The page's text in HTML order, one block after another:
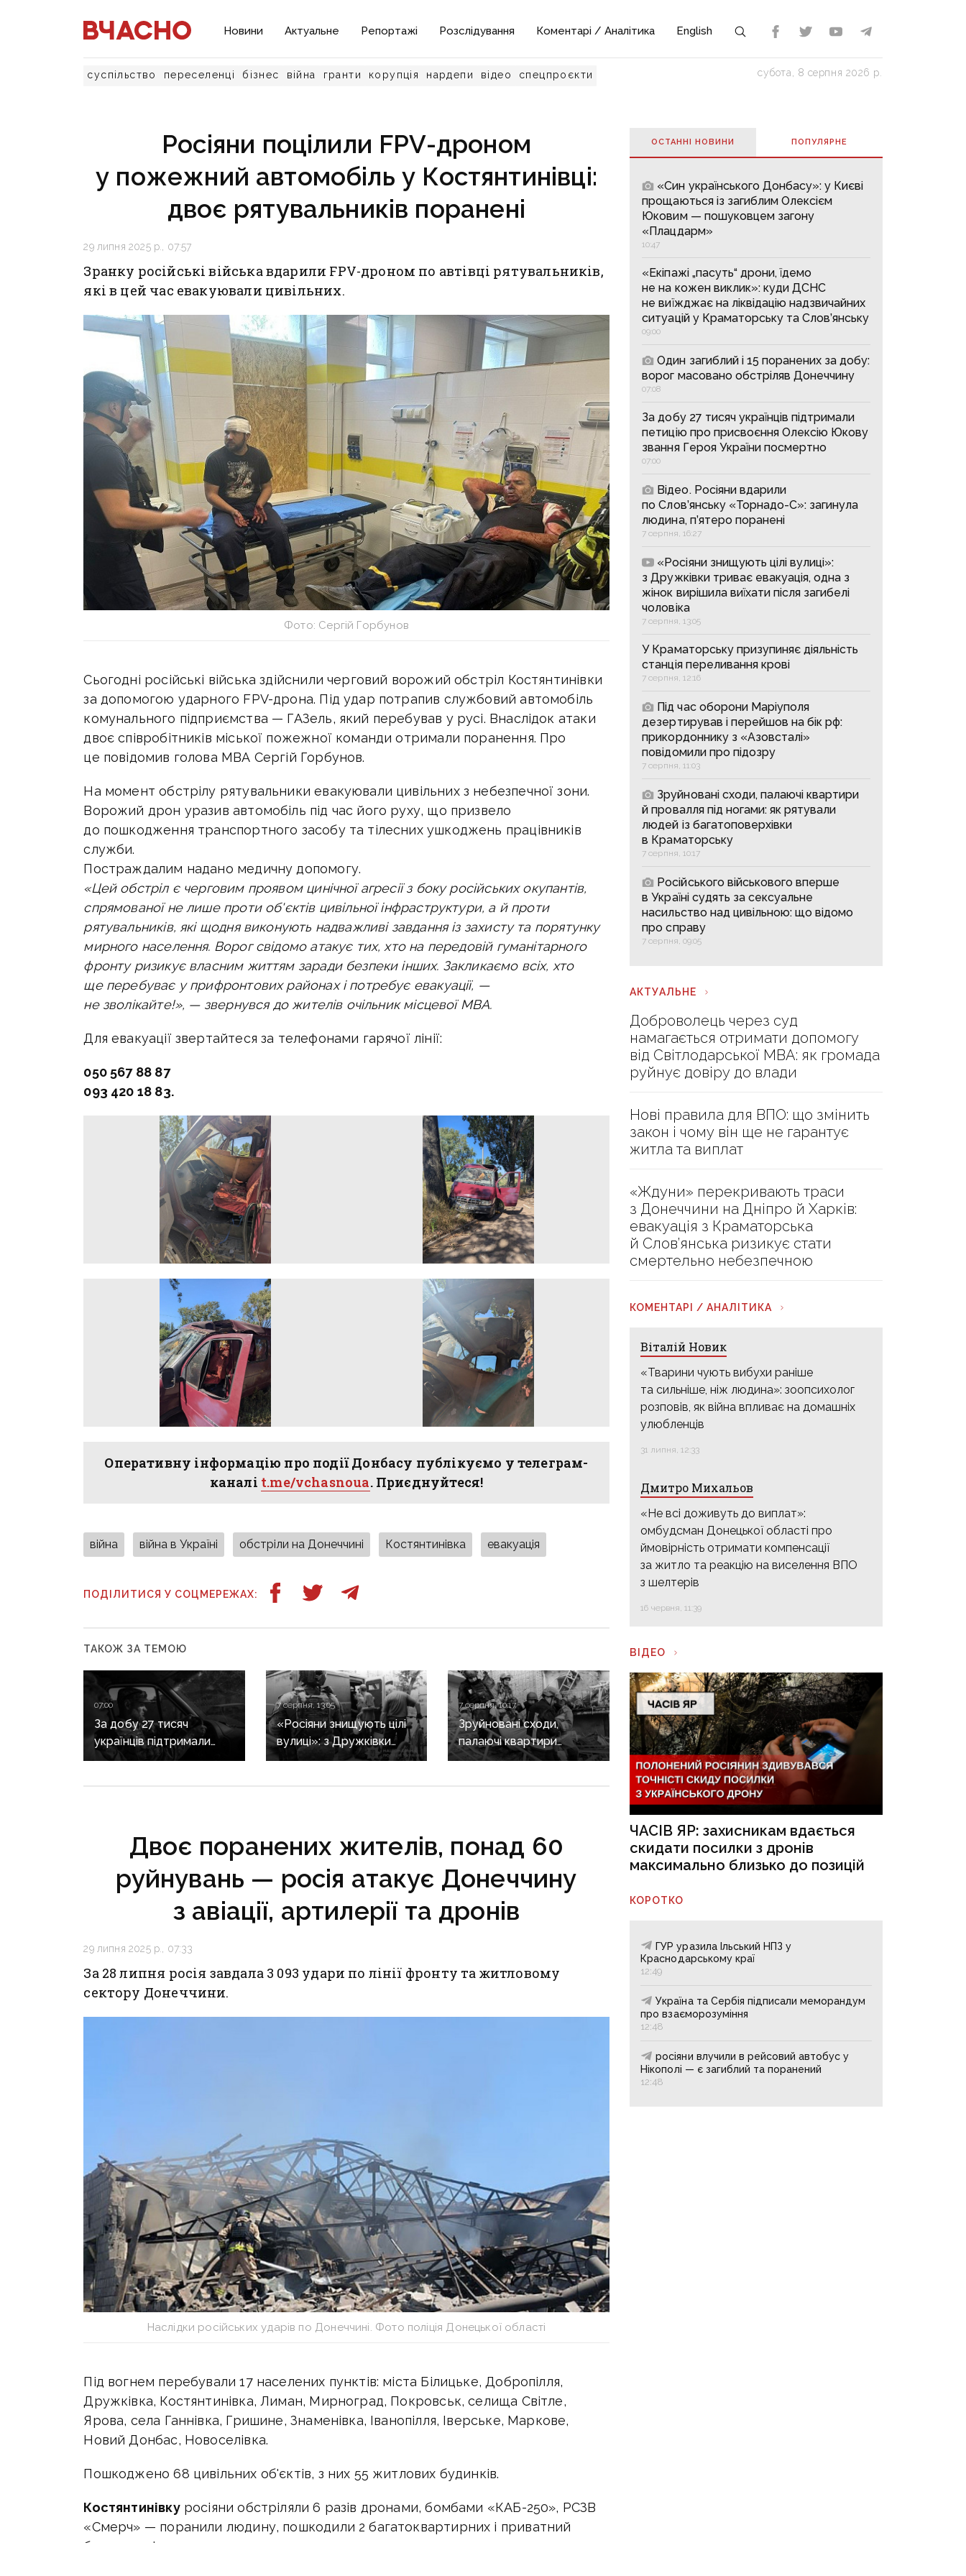
Новини Актуальне Репортажі Розслідування Коментарі / Аналітика English
суспільство переселенці бізнес війна гранти корупція нардепи відео спецпроєкти субота, 8 серпня 2026 р.
Росіяни поцілили FPV-дроном
у пожежний автомобіль у Костянтинівці:
двоє рятувальників поранені
29 липня 2025 р., 07:57
Зранку російські війська вдарили FPV-дроном по автівці рятувальників,
які в цей час евакуювали цивільних.
Фото: Сергій Горбунов
Сьогодні російські війська здійснили черговий ворожий обстріл Костянтинівки
за допомогою ударного FPV-дрона. Під удар потрапив службовий автомобіль
комунального підприємства — ГАЗель, який перебував у русі. Внаслідок атаки
двоє співробітників міської пожежної команди отримали поранення. Про
це повідомив голова МВА Сергій Горбунов.
На момент обстрілу рятувальники евакуювали цивільних з небезпечної зони.
Ворожий дрон уразив автомобіль під час його руху, що призвело
до пошкодження транспортного засобу та тілесних ушкоджень працівників
служби.
Постраждалим надано медичну допомогу.
«Цей обстріл є черговим проявом цинічної агресії з боку російських окупантів,
спрямованої не лише проти об'єктів цивільної інфраструктури, а й проти
рятувальників, які щодня виконують надважливі завдання із захисту та порятунку
мирного населення. Ворог свідомо атакує тих, хто на передовій гуманітарного
фронту ризикує власним життям заради безпеки інших. Закликаємо всіх, хто
ще перебуває у прифронтових районах і потребує евакуації, —
не зволікайте!», — звернувся до жителів очільник місцевої МВА.
Для евакуації звертайтеся за телефонами гарячої лінії:
050 567 88 87
093 420 18 83.
Оперативну інформацію про події Донбасу публікуємо у телеграм-
каналі t.me/vchasnoua. Приєднуйтеся!
війна війна в Україні обстріли на Донеччині Костянтинівка евакуація
ПОДІЛИТИСЯ У СОЦМЕРЕЖАХ:
ТАКОЖ ЗА ТЕМОЮ
07:00
За добу 27 тисяч
українців підтримали
петицію про присвоєння
7 серпня, 13:05
«Росіяни знищують цілі
вулиці»: з Дружківки
триває евакуація, одна з
7 серпня, 10:17
Зруйновані сходи,
палаючі квартири
й провалля під ногами:
Двоє поранених жителів, понад 60
руйнувань — росія атакує Донеччину
з авіації, артилерії та дронів
29 липня 2025 р., 07:33
За 28 липня росія завдала 3 093 удари по лінії фронту та житловому
сектору Донеччини.
Наслідки російських ударів по Донеччині. Фото поліція Донецької області
Під вогнем перебували 17 населених пунктів: міста Білицьке, Добропілля,
Дружківка, Костянтинівка, Лиман, Мирноград, Покровськ, селища Світле,
Ярова, села Ганнівка, Гришине, Знаменівка, Іванопілля, Іверське, Маркове,
Новий Донбас, Новоселівка.
Пошкоджено 68 цивільних об'єктів, з них 55 житлових будинків.
Костянтинівкуросіяни обстріляли 6 разів дронами, бомбами «КАБ-250», РСЗВ
«Смерч» — поранили людину, пошкодили 2 багатоквартирних і приватний
будинки, підприємство, господарську споруду.
ОСТАННІ НОВИНИ ПОПУЛЯРНE
«Син українського Донбасу»: у Києві
прощаються із загиблим Олексієм
Юковим — пошуковцем загону
«Плацдарм»
10:47
«Екіпажі „пасуть“ дрони, їдемо
не на кожен виклик»: куди ДСНС
не виїжджає на ліквідацію надзвичайних
ситуацій у Краматорську та Слов’янську
09:00
Один загиблий і 15 поранених за добу:
ворог масовано обстріляв Донеччину
07:08
За добу 27 тисяч українців підтримали
петицію про присвоєння Олексію Юкову
звання Героя України посмертно
07:00
Відео. Росіяни вдарили
по Слов’янську «Торнадо-С»: загинула
людина, п’ятеро поранені
7 серпня, 16:27
«Росіяни знищують цілі вулиці»:
з Дружківки триває евакуація, одна з
жінок вирішила виїхати після загибелі
чоловіка
7 серпня, 13:05
У Краматорську призупиняє діяльність
станція переливання крові
7 серпня, 12:16
Під час оборони Маріуполя
дезертирував і перейшов на бік рф:
прикордоннику з «Азовсталі»
повідомили про підозру
7 серпня, 11:03
Зруйновані сходи, палаючі квартири
й провалля під ногами: як рятували
людей із багатоповерхівки
в Краматорську
7 серпня, 10:17
Російського військового вперше
в Україні судять за сексуальне
насильство над цивільною: що відомо
про справу
7 серпня, 09:05
АКТУАЛЬНЕ
Доброволець через суд
намагається отримати допомогу
від Світлодарської МВА: як громада
руйнує довіру до влади
Нові правила для ВПО: що змінить
закон і чому він ще не гарантує
житла та виплат
«Ждуни» перекривають траси
з Донеччини на Дніпро й Харків:
евакуація з Краматорська
й Слов’янська ризикує стати
смертельно небезпечною
КОМЕНТАРІ / АНАЛІТИКА
Віталій Новик
«Тварини чують вибухи раніше
та сильніше, ніж людина»: зоопсихолог
розповів, як війна впливає на домашніх
улюбленців
31 липня, 12:33
Дмитро Михальов
«Не всі доживуть до виплат»:
омбудсман Донецької області про
ймовірність отримати компенсації
за житло та реакцію на виселення ВПО
з шелтерів
16 червня, 11:39
ВІДЕО
ЧАСІВ ЯР: захисникам вдається
скидати посилки з дронів
максимально близько до позицій
КОРОТКО
ГУР уразила Ільський НПЗ у
Краснодарському краї
12:49
Україна та Сербія підписали меморандум
про взаєморозуміння
12:48
росіяни влучили в рейсовий автобус у
Нікополі — є загиблий та поранений
12:48